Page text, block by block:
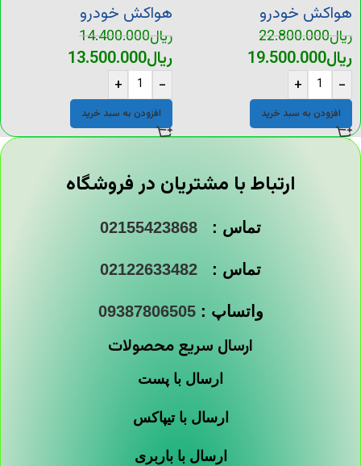
هواکش خودرو
ریال22.800.000
ریال19.500.000
-
+
افزودن به سبد خرید
هواکش خودرو
ریال14.400.000
ریال13.500.000
-
+
افزودن به سبد خرید
ارتباط با مشتریان در فروشگاه
تماس : 02155423868
تماس : 02122633482
واتساپ :09387806505
ارسال سریع محصولات
ارسال با پست
ارسال با تیپاکس
ارسال با باربری